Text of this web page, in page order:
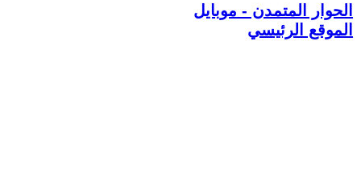
الحوار المتمدن - موبايل
الموقع الرئيسي